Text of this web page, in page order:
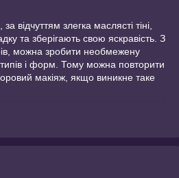
відчуттям злегка маслясті тіні,
та зберігають свою яскравість. З
можна зробити необмежену
типів і форм. Тому можна повторити
макіяж, якщо виникне таке